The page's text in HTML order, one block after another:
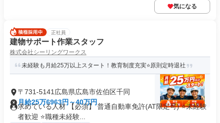
気になる
正社員
建物サポート作業スタッフ
株式会社シーリングワークス
未経験も月給25万以上スタート！教育制度充実⭐原則定時退社
〒731-5141広島県広島市佐伯区千同
月給25万6963円～40万円
求めている人材 【必須】 普通自動車免許(AT限定可) ⭐未経験
者歓迎 ⭐職種未経験...